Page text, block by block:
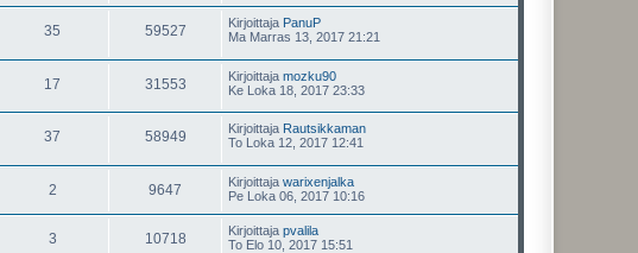
35 59527 Kirjoittaja PanuP
Ma Marras 13, 2017 21:21
17 31553 Kirjoittaja mozku90
Ke Loka 18, 2017 23:33
37 58949 Kirjoittaja Rautsikkaman
To Loka 12, 2017 12:41
2 9647 Kirjoittaja warixenjalka
Pe Loka 06, 2017 10:16
3 10718 Kirjoittaja pvalila
To Elo 10, 2017 15:51